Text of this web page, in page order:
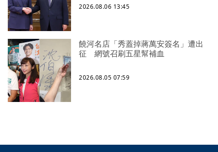
2026.08.06 13:45
饒河名店「秀蓋掉蔣萬安簽名」遭出
征 網號召刷五星幫補血
2026.08.05 07:59